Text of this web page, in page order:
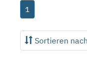
1
Sortieren nach